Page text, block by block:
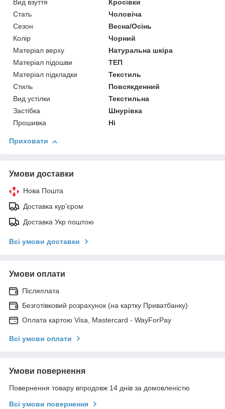
Вид взуття
Кросівки
Стать
Чоловіча
Сезон
Весна/Осінь
Колір
Чорний
Матеріал верху
Натуральна шкіра
Матеріал підошви
ТЕП
Матеріал підкладки
Текстиль
Стиль
Повсякденний
Вид устілки
Текстильна
Застібка
Шнурівка
Прошивка
Ні
Приховати
Умови доставки
Нова Пошта
Доставка кур'єром
Доставка Укр поштою
Всі умови доставки
Умови оплати
Післяплата
Безготівковий розрахунок (на картку Приватбанку)
Оплата картою Visa, Mastercard - WayForPay
Всі умови оплати
Умови повернення
Повернення товару впродовж 14 днів за домовленістю
Всі умови повернення